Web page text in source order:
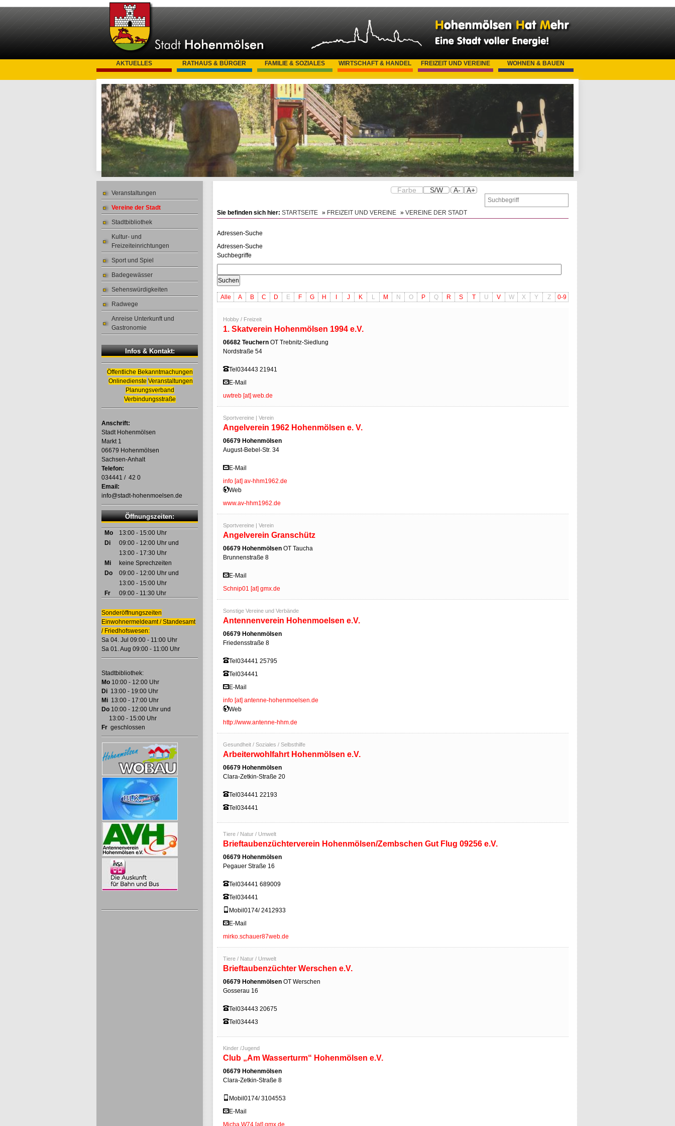
AKTUELLES RATHAUS & BÜRGER FAMILIE & SOZIALES WIRTSCHAFT & HANDEL FREIZEIT UND VEREINE WOHNEN & BAUEN
Veranstaltungen
Vereine der Stadt
Stadtbibliothek
Kultur- und
Freizeiteinrichtungen
Sport und Spiel
Badegewässer
Sehenswürdigkeiten
Radwege
Anreise Unterkunft und
Gastronomie
Infos & Kontakt:
Öffentliche Bekanntmachungen
Onlinedienste Veranstaltungen
Planungsverband
Verbindungsstraße
Anschrift:
Stadt Hohenmölsen
Markt 1
06679 Hohenmölsen
Sachsen-Anhalt
Telefon:
034441 / 42 0
Email:
info@stadt-hohenmoelsen.de
Öffnungszeiten:
Mo
13:00 - 15:00 Uhr
Di
09:00 - 12:00 Uhr und
13:00 - 17:30 Uhr
Mi
keine Sprechzeiten
Do
09:00 - 12:00 Uhr und
13:00 - 15:00 Uhr
Fr
09:00 - 11:30 Uhr
Sonderöffnungszeiten
Einwohnermeldeamt / Standesamt
/ Friedhofswesen:
Sa 04. Jul 09:00 - 11:00 Uhr
Sa 01. Aug 09:00 - 11:00 Uhr
Stadtbibliothek:
Mo 10:00 - 12:00 Uhr
Di 13:00 - 19:00 Uhr
Mi 13:00 - 17:00 Uhr
Do 10:00 - 12:00 Uhr und
13:00 - 15:00 Uhr
Fr geschlossen
A- A+
Farbe S/W
Sie befinden sich hier: STARTSEITE » FREIZEIT UND VEREINE » VEREINE DER STADT
Adressen-Suche
Adressen-Suche
Suchbegriffe
Alle A B C D E F G H I J K L M N O P Q R S T U V W X Y Z 0-9
Hobby / Freizeit
1. Skatverein Hohenmölsen 1994 e.V.
06682 Teuchern OT Trebnitz-Siedlung
Nordstraße 54
Tel034443 21941
E-Mail
uwtreb [at] web.de
Sportvereine | Verein
Angelverein 1962 Hohenmölsen e. V.
06679 Hohenmölsen
August-Bebel-Str. 34
E-Mail
info [at] av-hhm1962.de
Web
www.av-hhm1962.de
Sportvereine | Verein
Angelverein Granschütz
06679 Hohenmölsen OT Taucha
Brunnenstraße 8
E-Mail
Schnip01 [at] gmx.de
Sonstige Vereine und Verbände
Antennenverein Hohenmoelsen e.V.
06679 Hohenmölsen
Friedensstraße 8
Tel034441 25795
Tel034441
E-Mail
info [at] antenne-hohenmoelsen.de
Web
http://www.antenne-hhm.de
Gesundheit / Soziales / Selbsthilfe
Arbeiterwohlfahrt Hohenmölsen e.V.
06679 Hohenmölsen
Clara-Zetkin-Straße 20
Tel034441 22193
Tel034441
Tiere / Natur / Umwelt
Brieftaubenzüchterverein Hohenmölsen/Zembschen Gut Flug 09256 e.V.
06679 Hohenmölsen
Pegauer Straße 16
Tel034441 689009
Tel034441
Mobil0174/ 2412933
E-Mail
mirko.schauer87web.de
Tiere / Natur / Umwelt
Brieftaubenzüchter Werschen e.V.
06679 Hohenmölsen OT Werschen
Gosserau 16
Tel034443 20675
Tel034443
Kinder /Jugend
Club „Am Wasserturm“ Hohenmölsen e.V.
06679 Hohenmölsen
Clara-Zetkin-Straße 8
Mobil0174/ 3104553
E-Mail
Micha.W74 [at] gmx.de